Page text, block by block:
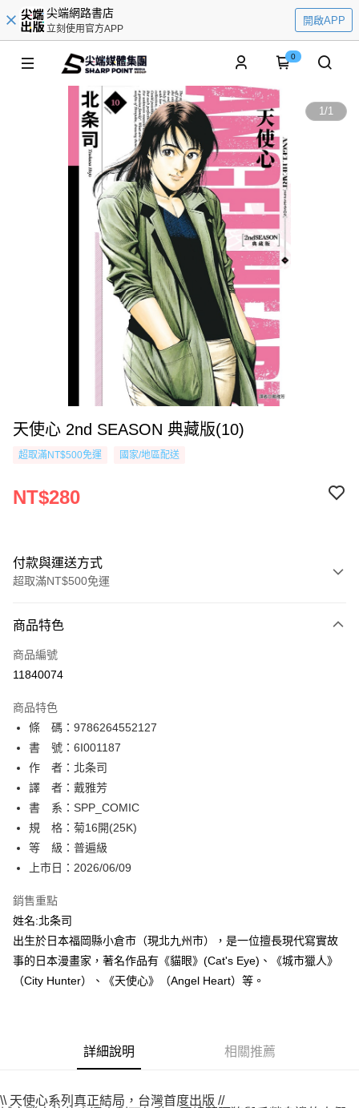
尖端網路書店
立刻使用官方APP
開啟APP
0
1/1
天使心 2nd SEASON 典藏版(10)
超取滿NT$500免運 國家/地區配送
NT$280
付款與運送方式
超取滿NT$500免運
信用卡一次付款
超商取貨付款
相關說明
【關於「AFTEE先享後付」】
AFTEE先享後付是「在收到商品之後才付款」的支付方式。 讓您購物簡單
便利好安心！
１．簡單：不需註冊會員、不需綁卡、不需儲值。
２．便利：只要手機號碼，簡訊認證，即可結帳。
３．安心：先確認商品／服務後，再付款。
【「AFTEE先享後付」結帳流程】
１．於結帳方式選擇「AFTEE先享後付」後，將跳轉至「AFTEE先享後付」
結帳頁面，進行簡訊認證並確認金額後，即可完成結帳。
２．訂單成立數日內，您將收到繳費通知簡訊。
ATM／網路銀行／等多元方式進行付款，方視為交易完成。
※ 請注意：結帳手續完成當下不需立刻繳費，但若您需要取消訂單，請聯絡
購買商品的店家。未經商家同意取消之訂單仍視為有效，需透過AFTEE先享
後付繳納相關費用。
※ 交易是否成功請以「AFTEE先享後付 」之結帳頁面顯示為準，若有關於
是否繳費成功／繳費後需取消欲退款等相關疑問，請聯繫「AFTEE先享後付
易，需依本服務之必要範圍內提供個人資料，並將交易相關給付款項請求債
https://aftee.tw/terms/#terms3
ATM付款
運送方式
全家取貨付款
每筆NT$80，滿NT$500(含以上)免運費
付款後全家取貨
每筆NT$80，滿NT$500(含以上)免運費
付款後萊爾富取貨
每筆NT$80，滿NT$500(含以上)免運費
付款後7-11取貨
商品特色
商品編號
11840074
商品特色
條 碼：9786264552127
書 號：6I001187
作 者：北条司
譯 者：戴雅芳
書 系：SPP_COMIC
規 格：菊16開(25K)
等 級：普遍級
上市日：2026/06/09
銷售重點
姓名:北条司
出生於日本福岡縣小倉市（現北九州市），是一位擅長現代寫實故
事的日本漫畫家，著名作品有《貓眼》(Cat's Eye)、《城市獵人》
（City Hunter）、《天使心》（Angel Heart）等。
詳細說明 相關推薦
\\ 天使心系列真正結局，台灣首度出版 //